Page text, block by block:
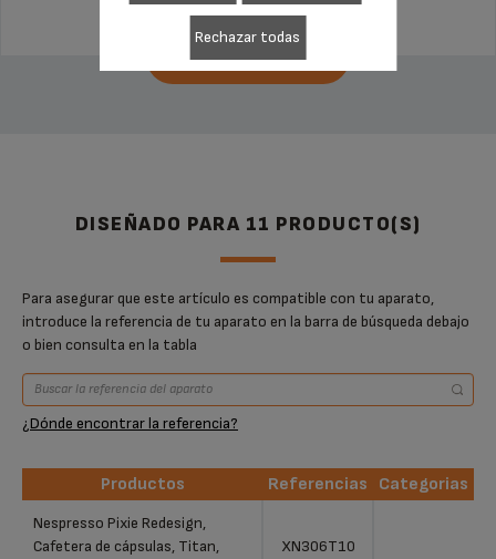
AÑADIR A LA CESTA
DISEÑADO PARA 11 PRODUCTO(S)
Para asegurar que este artículo es compatible con tu aparato,
introduce la referencia de tu aparato en la barra de búsqueda debajo
o bien consulta en la tabla
¿Dónde encontrar la referencia?
Productos Referencias
Categorias
Productos
Nespresso Pixie Redesign,
Cafetera de cápsulas, Titan,
XN306T10
Rechazar todas